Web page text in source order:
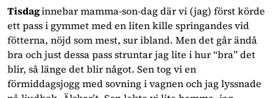
Tisdag innebar mamma-son-dag där vi (jag) först körde
ett pass i gymmet med en liten kille springandes vid
fötterna, nöjd som mest, sur ibland. Men det går ändå
bra och just dessa pass struntar jag lite i hur “bra” det
blir, så länge det blir något. Sen tog vi en
förmiddagsjogg med sovning i vagnen och jag lyssnade